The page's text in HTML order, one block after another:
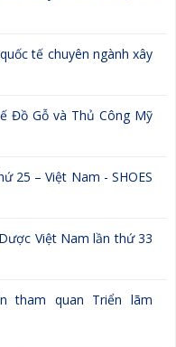
tế chuyên ngành xây
Đồ Gỗ và Thủ Công Mỹ
25 – Việt Nam - SHOES
Việt Nam lần thứ 33
tham quan Triển lãm